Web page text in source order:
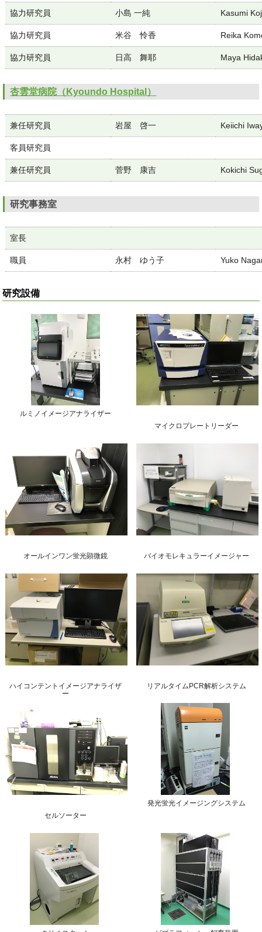
協力研究員 小島 一純 Kasumi
協力研究員 米谷 怜香 Reika
協力研究員 日高 舞耶 Maya
杏雲堂病院（Kyoundo Hospital）
兼任研究員 岩屋 啓一 Keiichi
客員研究員
兼任研究員 菅野 康吉 Kokichi
研究事務室
室長
職員 永村 ゆう子 Yuko
研究設備
ルミノイメージアナライザー
マイクロプレートリーダー
オールインワン蛍光顕微鏡 バイオモレキュラーイメージャー
ハイコンテントイメージアナライザ
ー
リアルタイムPCR解析システム
セルソーター
発光蛍光イメージングシステム